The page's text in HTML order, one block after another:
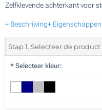
Zelfklevende achterkant voor
+ Beschrijving+ Eigenschappen
Stap 1. Selecteer de
* Selecteer kleur: